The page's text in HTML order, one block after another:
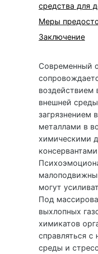
средства для
Меры
Заключение
Современный
воздействием
внешней
загрязнением
металлами в
химическими
могут
Под
выхлопных
химикатов
справляться с
среды и